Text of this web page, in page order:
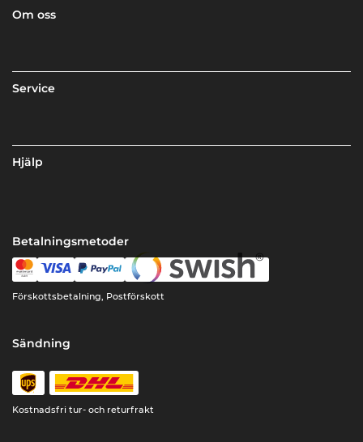
Om oss
Service
Hjälp
Betalningsmetoder
Förskottsbetalning, Postförskott
Sändning
Kostnadsfri tur- och returfrakt